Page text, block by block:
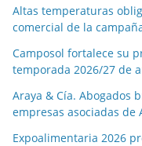
Altas temperaturas
comercial de la
Camposol fortalece su
temporada 2026/27 de
Araya & Cía. Abogados
empresas asociadas de
Expoalimentaria 2026